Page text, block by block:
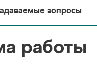
вопросы
работы